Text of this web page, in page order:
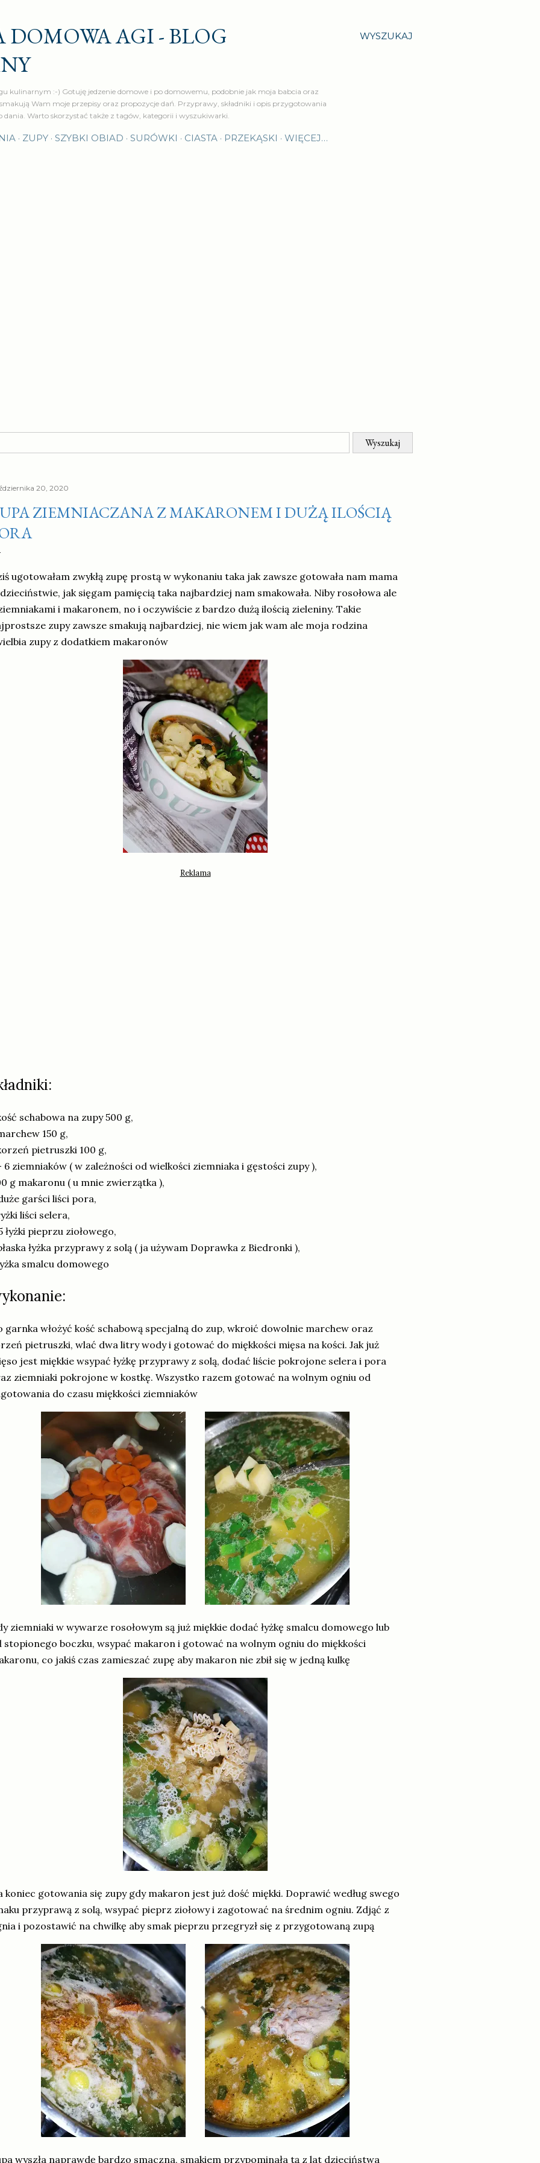
WYSZUKAJ
AGI - BLOG
kulinarnym :-) Gotuję jedzenie domowe i po domowemu, podobnie jak moja babcia oraz
Wam moje przepisy oraz propozycje dań. Przyprawy, składniki i opis przygotowania
dania. Warto skorzystać także z tagów, kategorii i wyszukiwarki.
ZUPY SZYBKI OBIAD SURÓWKI CIASTA PRZEKĄSKI WIĘCEJ…
20, 2020
ZIEMNIACZANA Z MAKARONEM I DUŻĄ ILOŚCIĄ
ugotowałam zwykłą zupę prostą w wykonaniu taka jak zawsze gotowała nam mama
jak sięgam pamięcią taka najbardziej nam smakowała. Niby rosołowa ale
i makaronem, no i oczywiście z bardzo dużą ilością zieleniny. Takie
zupy zawsze smakują najbardziej, nie wiem jak wam ale moja rodzina
zupy z dodatkiem makaronów
schabowa na zupy 500 g,
150 g,
pietruszki 100 g,
6 ziemniaków ( w zależności od wielkości ziemniaka i gęstości zupy ),
g makaronu ( u mnie zwierzątka ),
garści liści pora,
liści selera,
łyżki pieprzu ziołowego,
łyżka przyprawy z solą ( ja używam Doprawka z Biedronki ),
smalcu domowego
garnka włożyć kość schabową specjalną do zup, wkroić dowolnie marchew oraz
pietruszki, wlać dwa litry wody i gotować do miękkości mięsa na kości. Jak już
jest miękkie wsypać łyżkę przyprawy z solą, dodać liście pokrojone selera i pora
ziemniaki pokrojone w kostkę. Wszystko razem gotować na wolnym ogniu od
do czasu miękkości ziemniaków
ziemniaki w wywarze rosołowym są już miękkie dodać łyżkę smalcu domowego lub
stopionego boczku, wsypać makaron i gotować na wolnym ogniu do miękkości
co jakiś czas zamieszać zupę aby makaron nie zbił się w jedną kulkę
koniec gotowania się zupy gdy makaron jest już dość miękki. Doprawić według swego
przyprawą z solą, wsypać pieprz ziołowy i zagotować na średnim ogniu. Zdjąć z
i pozostawić na chwilkę aby smak pieprzu przegryzł się z przygotowaną zupą
wyszła naprawdę bardzo smaczna, smakiem przypominała tą z lat dzieciństwa